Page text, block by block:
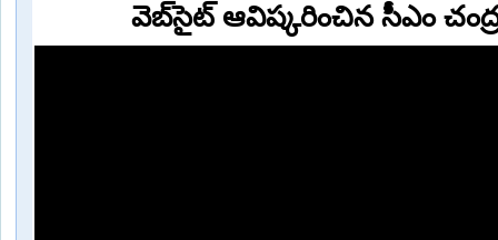
వెబ్‌సైట్ ఆవిష్కరించిన సీఎం